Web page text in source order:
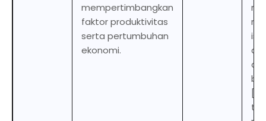
mempertimbangkan
faktor produktivitas
serta pertumbuhan
ekonomi.
is
on